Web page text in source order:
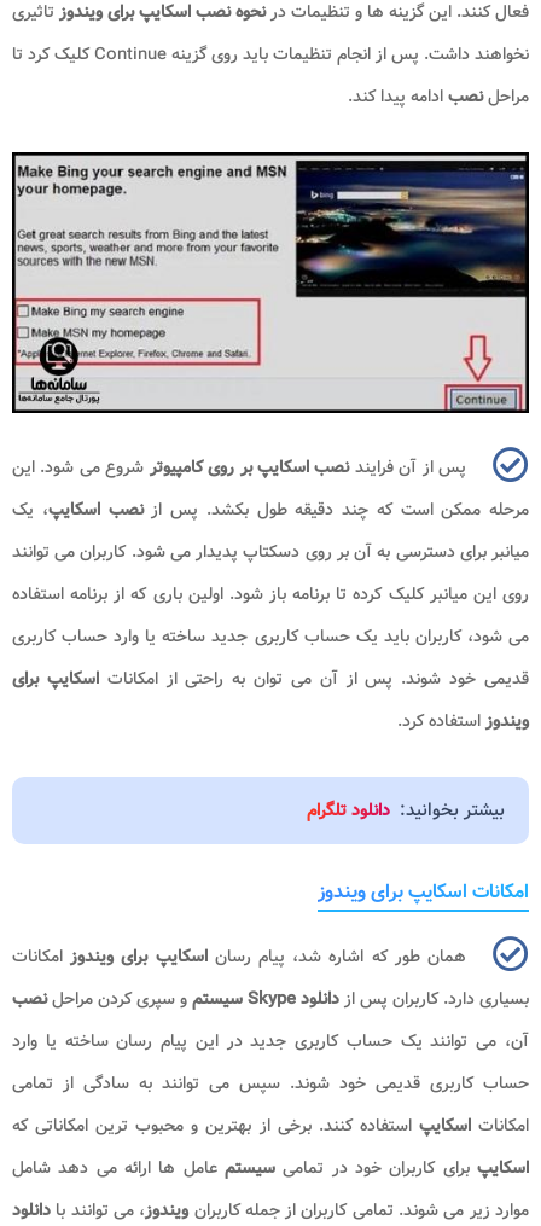
فعال کنند. این گزینه ها و تنظیمات درنحوه نصب اسکایپ برای ویندوزتاثیری
نخواهند داشت. پس از انجام تنظیمات باید روی گزینهContinueکلیک کرد تا
مراحلنصبادامه پیدا کند.
پس از آن فرایندنصب اسکایپ بر روی کامپیوترشروع می شود. این
مرحله ممکن است که چند دقیقه طول بکشد. پس ازنصب اسکایپ، یک
میانبر برای دسترسی به آن بر روی دسکتاپ پدیدار می شود. کاربران می توانند
روی این میانبر کلیک کرده تا برنامه باز شود. اولین باری که از برنامه استفاده
می شود، کاربران باید یک حساب کاربری جدید ساخته یا وارد حساب کاربری
قدیمی خود شوند. پس از آن می توان به راحتی از امکاناتاسکایپ برای
ویندوزاستفاده کرد.
بیشتر بخوانید: دانلود تلگرام
امکانات اسکایپ برای ویندوز
همان طور که اشاره شد، پیام رساناسکایپ برای ویندوز امکانات
بسیاری دارد. کاربران پس ازدانلودSkypeسیستمو سپری کردن مراحلنصب
آن، می توانند یک حساب کاربری جدید در این پیام رسان ساخته یا وارد
حساب کاربری قدیمی خود شوند. سپس می توانند به سادگی از تمامی
امکاناتاسکایپاستفاده کنند. برخی از بهترین و محبوب ترین امکاناتی که
اسکایپبرای کاربران خود در تمامی سیستمعامل ها ارائه می دهد شامل
موارد زیر می شوند. تمامی کاربران از جمله کاربران ویندوز، می توانند با دانلود